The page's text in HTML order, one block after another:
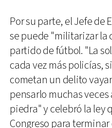
Por su parte, el Jefe de
se puede "militarizar la
partido de fútbol. "La
cada vez más policías,
cometan un delito
pensarlo muchas
piedra" y celebró la ley
Congreso para terminar